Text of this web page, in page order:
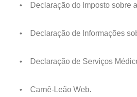
• Declaração do Imposto sobre
• Declaração de Informações
• Declaração de Serviços
• Carnê-Leão Web.